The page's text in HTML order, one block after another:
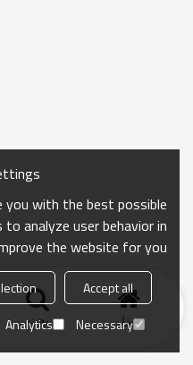
منزل بحث
you with the best possible
to analyze user behavior in
the website for you.
Accept all
Necessary
Analytics